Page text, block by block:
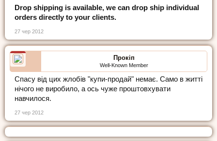
Drop shipping is available, we can drop ship individual
orders directly to your clients.
27 чер 2012
Прокіп
Well-Known Member
Спасу від цих жлобів "купи-продай" немає. Само в житті
нічого не виробило, а ось чуже проштовхувати
навчилося.
27 чер 2012